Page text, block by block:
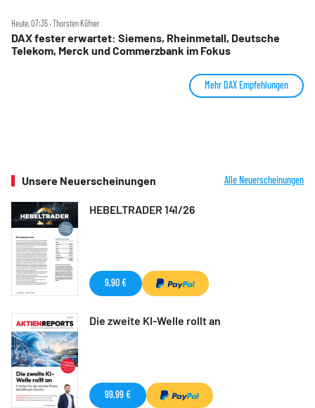
Heute, 07:35 ‧ Thorsten Küfner
DAX fester erwartet: Siemens, Rheinmetall, Deutsche
Telekom, Merck und Commerzbank im Fokus
Mehr DAX Empfehlungen
Unsere Neuerscheinungen Alle Neuerscheinungen
HEBELTRADER 141/26
9,90 €
Die zweite KI-Welle rollt an
99,99 €